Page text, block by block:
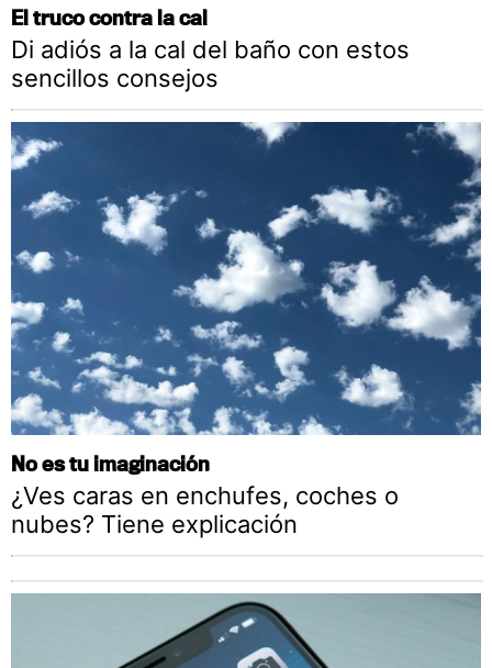
El truco contra la cal
Di adiós a la cal del baño con estos
sencillos consejos
No es tu imaginación
¿Ves caras en enchufes, coches o
nubes? Tiene explicación